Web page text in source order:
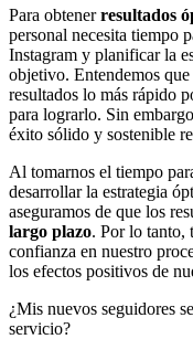
Para obtenerresultados
personal necesita tiempo
Instagram y planificar la
objetivo. Entendemos
resultados lo más rápido
para lograrlo. Sin
éxito sólido y sostenible
Al tomarnos el tiempo
desarrollar la estrategia
aseguramos de que los
largo plazo. Por lo tanto,
confianza en nuestro
los efectos positivos de
¿Mis nuevos seguidores
servicio?